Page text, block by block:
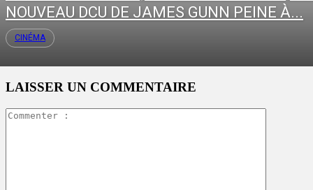
NOUVEAU DCU DE JAMES GUNN PEINE À...
CINÉMA
LAISSER UN COMMENTAIRE